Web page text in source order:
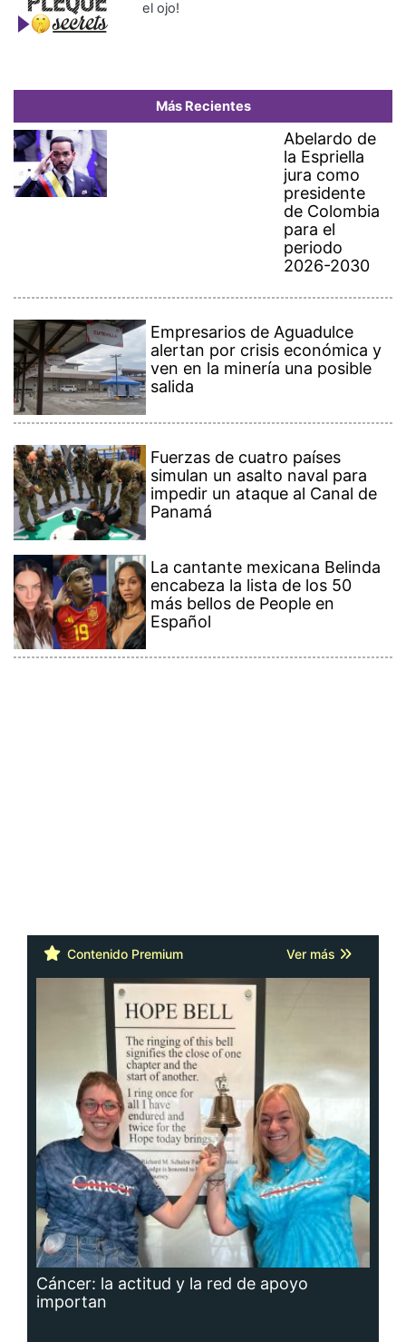
el ojo!
Más Recientes
Abelardo de
la Espriella
jura como
presidente
de Colombia
para el
periodo
2026-2030
Empresarios de Aguadulce
alertan por crisis económica y
ven en la minería una posible
salida
Fuerzas de cuatro países
simulan un asalto naval para
impedir un ataque al Canal de
Panamá
La cantante mexicana Belinda
encabeza la lista de los 50
más bellos de People en
Español
Contenido Premium Ver más
Cáncer: la actitud y la red de apoyo
importan